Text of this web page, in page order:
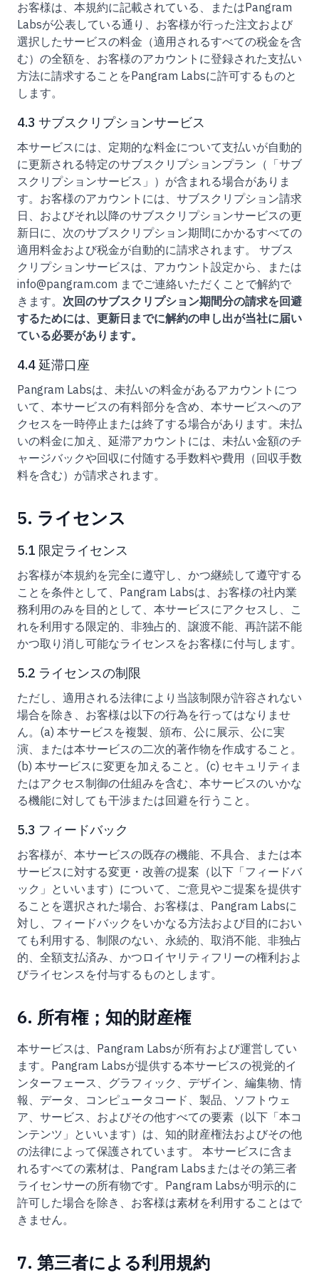
お客様は、本規約に記載されている、またはPangram
Labsが公表している通り、お客様が行った注文および
選択したサービスの料金（適用されるすべての税金を含
む）の全額を、お客様のアカウントに登録された支払い
方法に請求することをPangram Labsに許可するものと
します。
4.3 サブスクリプションサービス
本サービスには、定期的な料金について支払いが自動的
に更新される特定のサブスクリプションプラン（「サブ
スクリプションサービス」）が含まれる場合がありま
す。お客様のアカウントには、サブスクリプション請求
日、およびそれ以降のサブスクリプションサービスの更
新日に、次のサブスクリプション期間にかかるすべての
適用料金および税金が自動的に請求されます。 サブス
クリプションサービスは、アカウント設定から、または
info@pangram.com までご連絡いただくことで解約で
きます。 次回のサブスクリプション期間分の請求を回避
するためには、更新日までに解約の申し出が当社に届い
ている必要があります。
4.4 延滞口座
Pangram Labsは、未払いの料金があるアカウントにつ
いて、本サービスの有料部分を含め、本サービスへのア
クセスを一時停止または終了する場合があります。未払
いの料金に加え、延滞アカウントには、未払い金額のチ
ャージバックや回収に付随する手数料や費用（回収手数
料を含む）が請求されます。
5. ライセンス
5.1 限定ライセンス
お客様が本規約を完全に遵守し、かつ継続して遵守する
ことを条件として、Pangram Labsは、お客様の社内業
務利用のみを目的として、本サービスにアクセスし、こ
れを利用する限定的、非独占的、譲渡不能、再許諾不能
かつ取り消し可能なライセンスをお客様に付与します。
5.2 ライセンスの制限
ただし、適用される法律により当該制限が許容されない
場合を除き、お客様は以下の行為を行ってはなりませ
ん。(a) 本サービスを複製、頒布、公に展示、公に実
演、または本サービスの二次的著作物を作成すること。
(b) 本サービスに変更を加えること。(c) セキュリティま
たはアクセス制御の仕組みを含む、本サービスのいかな
る機能に対しても干渉または回避を行うこと。
5.3 フィードバック
お客様が、本サービスの既存の機能、不具合、または本
サービスに対する変更・改善の提案（以下「フィードバ
ック」といいます）について、ご意見やご提案を提供す
ることを選択された場合、お客様は、Pangram Labsに
対し、フィードバックをいかなる方法および目的におい
ても利用する、制限のない、永続的、取消不能、非独占
的、全額支払済み、かつロイヤリティフリーの権利およ
びライセンスを付与するものとします。
6. 所有権；知的財産権
本サービスは、Pangram Labsが所有および運営してい
ます。Pangram Labsが提供する本サービスの視覚的イ
ンターフェース、グラフィック、デザイン、編集物、情
報、データ、コンピュータコード、製品、ソフトウェ
ア、サービス、およびその他すべての要素（以下「本コ
ンテンツ」といいます）は、知的財産権法およびその他
の法律によって保護されています。 本サービスに含ま
れるすべての素材は、Pangram Labsまたはその第三者
ライセンサーの所有物です。Pangram Labsが明示的に
許可した場合を除き、お客様は素材を利用することはで
きません。
7. 第三者による利用規約